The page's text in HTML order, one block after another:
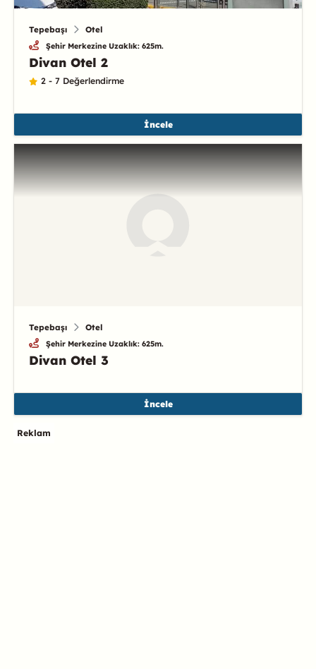
Tepebaşı Otel
Şehir Merkezine Uzaklık: 625m.
Divan Otel 2
2 - 7 Değerlendirme
İncele
Tepebaşı Otel
Şehir Merkezine Uzaklık: 625m.
Divan Otel 3
İncele
Reklam